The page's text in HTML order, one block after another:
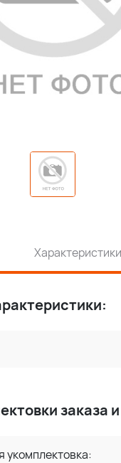
Характеристики
заказа
укомплектовка: